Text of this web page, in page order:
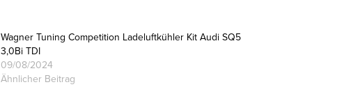
Wagner Tuning Competition Ladeluftkühler Kit Audi SQ5
3,0Bi TDI
09/08/2024
Ähnlicher Beitrag